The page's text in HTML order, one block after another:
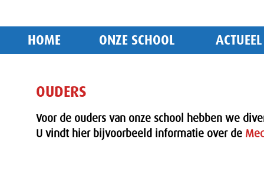
HOME ONZE SCHOOL ACTUEEL
OUDERS
Voor de ouders van onze school hebben we
U vindt hier bijvoorbeeld informatie over de